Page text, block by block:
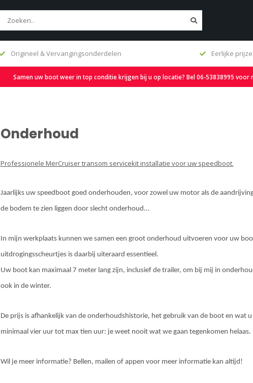
Origineel & Vervangingsonderdelen Eerlijke
Samen uw boot weer in top conditie krijgen bij u op locatie? Bel 06-53838995 voor
Onderhoud
Professionele MerCruiser transom servicekit installatie voor uw speedboot.
Jaarlijks uw speedboot goed onderhouden, voor zowel uw motor als de
de bodem te zien liggen door slecht onderhoud...
In mijn werkplaats kunnen we samen een groot onderhoud uitvoeren voor uw
uitdrogingsscheurtjes is daarbij uiteraard essentieel.
Uw boot kan maximaal 7 meter lang zijn, inclusief de trailer, om bij mij in
ook in de winter.
De prijs is afhankelijk van de onderhoudshistorie, het gebruik van de boot en wat
minimaal vier uur tot max tien uur: je weet nooit wat we gaan tegenkomen helaas.
Wil je meer informatie? Bellen, mailen of appen voor meer informatie kan altijd!